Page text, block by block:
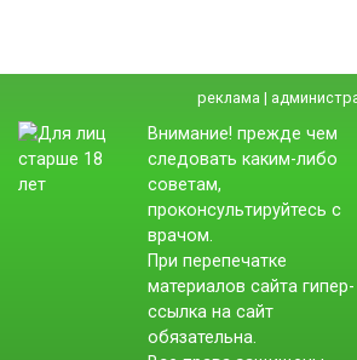
реклама |
Внимание! прежде чем
следовать каким-либо
советам,
проконсультируйтесь с
врачом.
При перепечатке
материалов сайта гипер-
ссылка на сайт
обязательна.